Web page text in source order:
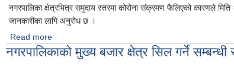
नगरपालिका क्षेत्रभित्र समुदाय स्तरमा कोरोना संक्रमण फैलिएको कारणले
जानकारीका लागि अनुरोध छ ।
Read more
नगरपालिकाको मुख्य बजार क्षेत्र सिल गर्ने सम्बन्धी